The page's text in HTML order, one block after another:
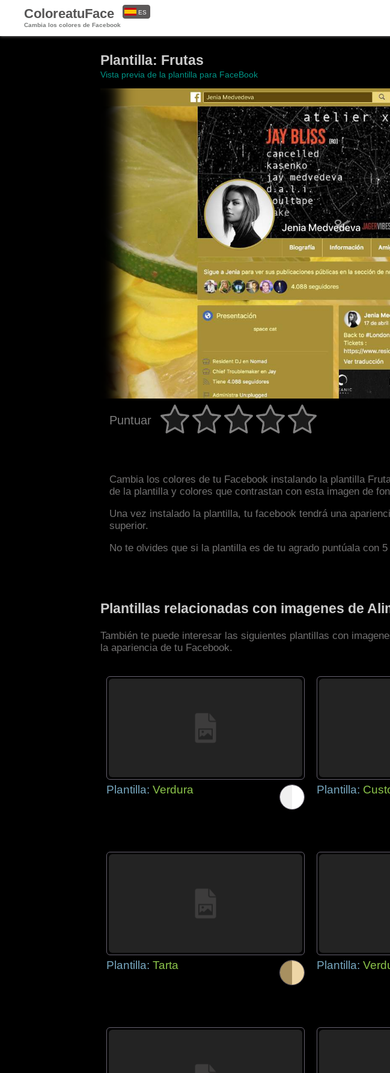
ColoreatuFace
Cambia los colores de Facebook
ES
Plantilla: Frutas
Vista previa de la plantilla para FaceBook
Puntuar
Cambia los colores de tu Facebook instalando la plantilla
de la plantilla y colores que contrastan con esta imagen de
Una vez instalado la plantilla, tu facebook tendrá una
superior.
No te olvides que si la plantilla es de tu agrado puntúala con
Plantillas relacionadas con imagenes de
También te puede interesar las siguientes plantillas con
la apariencia de tu Facebook.
Plantilla: Verdura Plantilla:
Plantilla: Tarta Plantilla: